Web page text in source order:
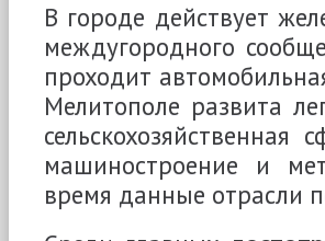
В городе действует
междугородного
проходит
Мелитополе развита
сельскохозяйственная
машиностроение и
время данные отрасли